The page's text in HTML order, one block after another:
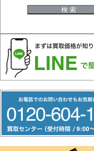
リ
ー